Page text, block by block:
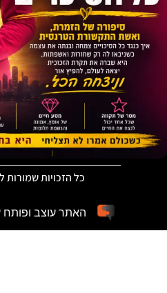
כל הזכויות שמורות
האתר עוצב ופותח על